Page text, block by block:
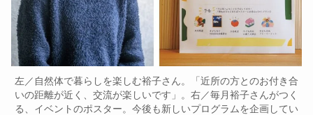
左／自然体で暮らしを楽しむ裕子さん。「近所の方とのお付き合
いの距離が近く、交流が楽しいです」。右／毎月裕子さんがつく
る、イベントのポスター。今後も新しいプログラムを企画してい